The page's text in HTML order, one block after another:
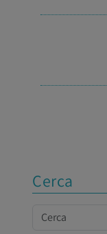
Cerca
Cerca